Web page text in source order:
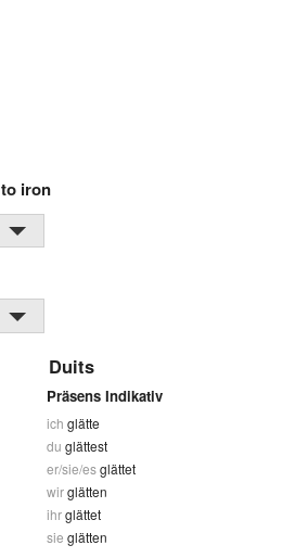
to iron
Duits
Präsens Indikativ
ich glätte
du glättest
er/sie/esglättet
wirglätten
ihrglättet
sie glätten